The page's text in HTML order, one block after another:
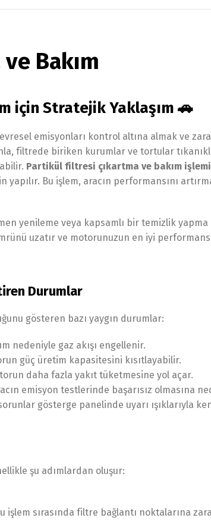
Bakım
için Stratejik Yaklaşım 🚗
emisyonları kontrol altına almak ve
filtrede biriken kurumlar ve tortular
Partikül filtresi çıkartma ve bakım işlemi
Bu işlem, aracın performansını
yenileme veya kapsamlı bir temizlik yapma
uzatır ve motorunuzun en iyi
Durumlar
gösteren bazı yaygın durumlar:
nedeniyle gaz akışı engellenir.
güç üretim kapasitesini kısıtlayabilir.
daha fazla yakıt tüketmesine yol açar.
emisyon testlerinde başarısız olmasına
gösterge panelinde uyarı ışıklarıyla
şu adımlardan oluşur:
işlem sırasında filtre bağlantı noktalarına